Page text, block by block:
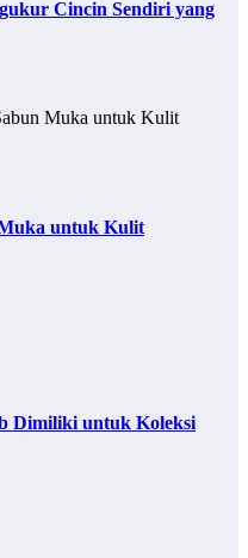
Cincin Sendiri yang
untuk Kulit
Dimiliki untuk Koleksi